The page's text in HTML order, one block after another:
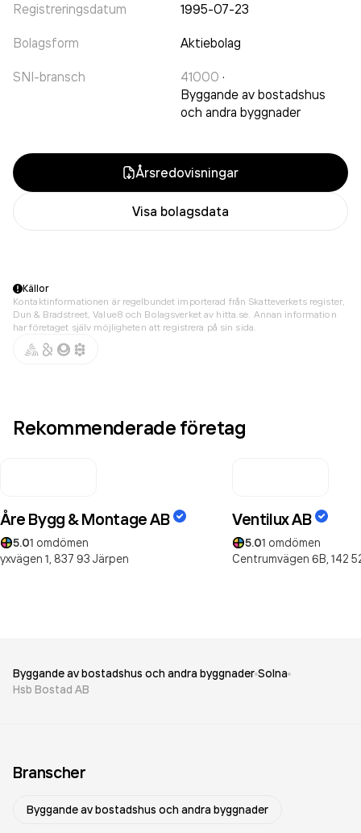
Registreringsdatum 1995-07-23
Bolagsform Aktiebolag
SNI-bransch 41000 ·
Byggande av bostadshus
och andra byggnader
Årsredovisningar
Visa bolagsdata
Källor
Kontaktinformationen är regelbundet importerad från Skatteverkets register,
Dun & Bradstreet, Value8 och Bolagsverket av hitta.se. Annan information
har företaget själv möjligheten att registrera på sin sida.
Rekommenderade företag
Åre Bygg & Montage AB
5.01 omdömen
yxvägen 1, 837 93 Järpen
Ventilux AB
5.01 omdömen
Centrumvägen 6B, 142
Byggande av bostadshus och andra byggnader Solna
Hsb Bostad AB
Branscher
Byggande av bostadshus och andra byggnader